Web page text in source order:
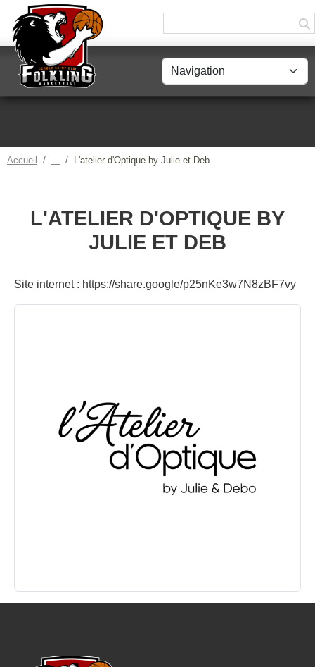
Accueil L'atelier d'Optique by Julie et Deb
L'ATELIER D'OPTIQUE BY
JULIE ET DEB
Site internet : https://share.google/p25nKe3w7N8zBF7vy
Panneau de gestion des cookies